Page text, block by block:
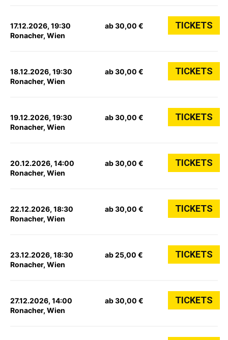
17.12.2026, 19:30
Ronacher, Wien
ab 30,00 € TICKETS
18.12.2026, 19:30
Ronacher, Wien
ab 30,00 € TICKETS
19.12.2026, 19:30
Ronacher, Wien
ab 30,00 € TICKETS
20.12.2026, 14:00
Ronacher, Wien
ab 30,00 € TICKETS
22.12.2026, 18:30
Ronacher, Wien
ab 30,00 € TICKETS
23.12.2026, 18:30
Ronacher, Wien
ab 25,00 € TICKETS
27.12.2026, 14:00
Ronacher, Wien
ab 30,00 € TICKETS